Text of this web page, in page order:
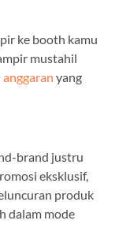
ke booth kamu
mustahil
anggaran yang
brand justru
eksklusif,
produk
dalam mode